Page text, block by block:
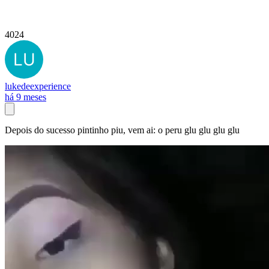
4024
lukedeexperience
há 9 meses
Depois do sucesso pintinho piu, vem ai: o peru glu glu glu glu